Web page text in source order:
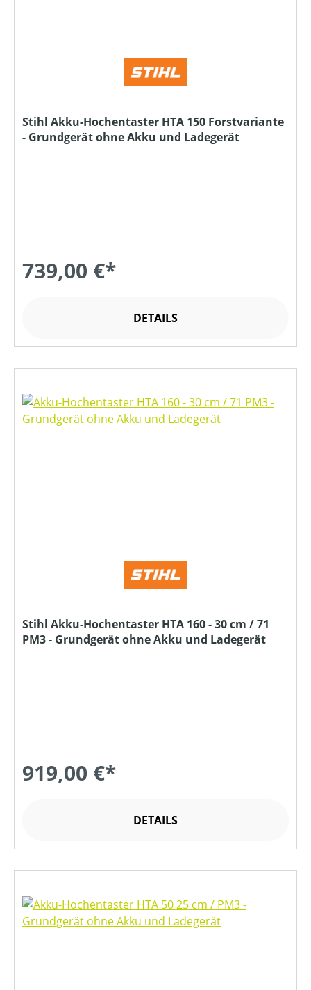
Stihl Akku-Hochentaster HTA 150 Forstvariante
- Grundgerät ohne Akku und Ladegerät
739,00 €*
DETAILS
Stihl Akku-Hochentaster HTA 160 - 30 cm / 71
PM3 - Grundgerät ohne Akku und Ladegerät
919,00 €*
DETAILS